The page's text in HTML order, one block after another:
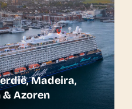
Madeira,
& Azoren